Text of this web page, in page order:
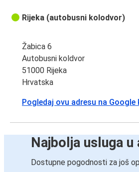
Rijeka (autobusni kolodvor)
Žabica 6
Autobusni koldvor
51000 Rijeka
Hrvatska
Pogledaj ovu adresu na Google
Najbolja usluga u
Dostupne pogodnosti za još